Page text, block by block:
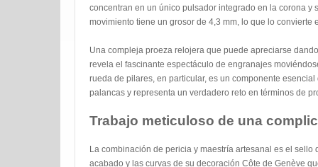
concentran en un único pulsador integrado en la corona y
movimiento tiene un grosor de 4,3 mm, lo que lo convierte
Una compleja proeza relojera que puede apreciarse
revela el fascinante espectáculo de engranajes
rueda de pilares, en particular, es un componente
palancas y representa un verdadero reto en términos de
Trabajo meticuloso de una
La combinación de pericia y maestría artesanal es el
acabado y las curvas de su decoración Côte de Genève